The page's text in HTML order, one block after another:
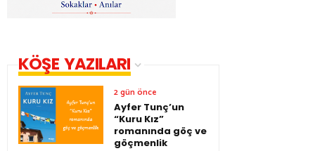
KÖŞE YAZILARI
2 gün önce
Ayfer Tunç’un
“Kuru Kız”
romanında göç ve
göçmenlik